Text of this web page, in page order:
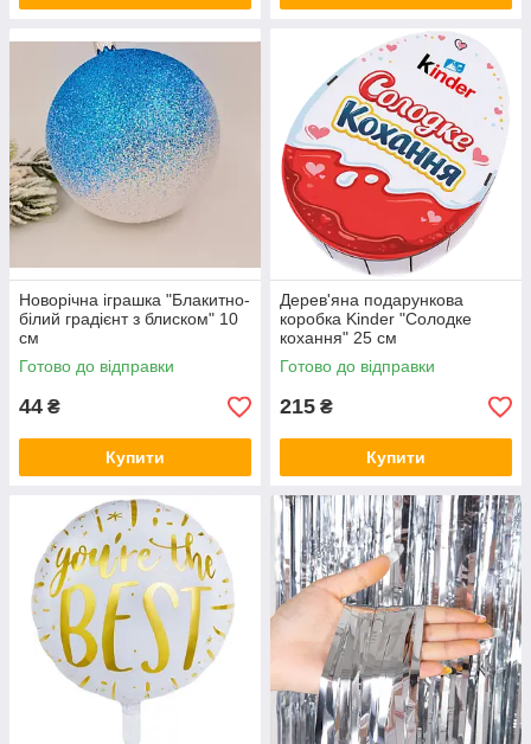
Новорічна іграшка "Блакитно-
білий градієнт з блиском" 10
см
Готово до відправки
44 ₴
Купити
Дерев'яна подарункова
коробка Kinder "Солодке
кохання" 25 см
Готово до відправки
215 ₴
Купити